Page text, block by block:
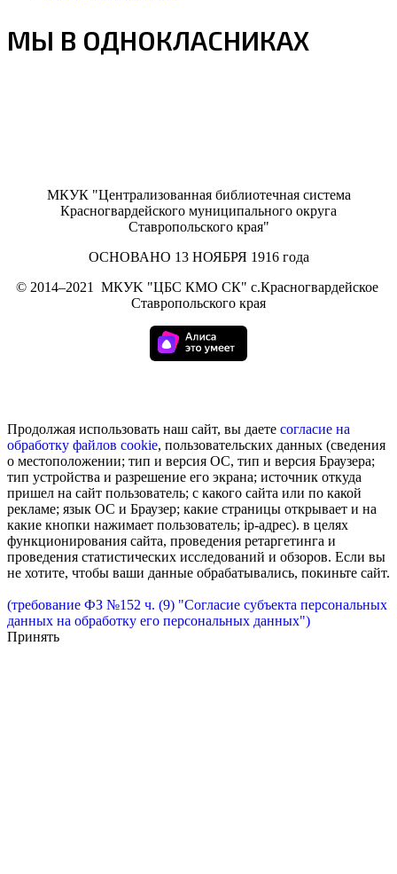
МЫ В ОДНОКЛАСНИКАХ
МКУК "Централизованная библиотечная система
Красногвардейского муниципального округа
Ставропольского края"
ОСНОВАНО 13 НОЯБРЯ 1916 года
© 2014–2021
МКУK "ЦБС КМО СК" с.Красногвардейское
Ставропольского края
Продолжая использовать наш сайт, вы даете согласие на
обработку файлов cookie, пользовательских данных (сведения
о местоположении; тип и версия ОС, тип и версия Браузера;
тип устройства и разрешение его экрана; источник откуда
пришел на сайт пользователь; с какого сайта или по какой
рекламе; язык ОС и Браузер; какие страницы открывает и на
какие кнопки нажимает пользователь; ip-адрес). в целях
функционирования сайта, проведения ретаргетинга и
проведения статистических исследований и обзоров. Если вы
не хотите, чтобы ваши данные обрабатывались, покиньте сайт.
(требование ФЗ №152 ч. (9) "Согласие субъекта персональных
данных на обработку его персональных данных")
Принять